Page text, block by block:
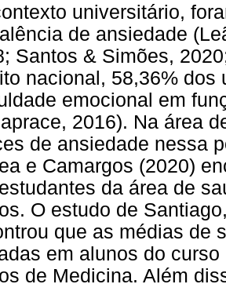
universitário,
de ansiedade
Santos & Simões,
nacional, 58,36% dos
emocional em
2016). Na área
de ansiedade nessa
e Camargos (2020)
da área de
O estudo de
que as médias de
em alunos do
de Medicina. Além